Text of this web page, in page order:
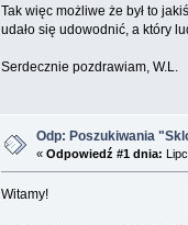
Tak więc możliwe że był to
udało się udowodnić, a który
Serdecznie pozdrawiam, W.L.
Odp: Poszukiwania
« Odpowiedź #1 dnia:
Witamy!